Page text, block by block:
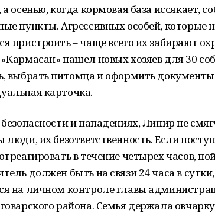
осенью, когда кормовая база иссякает,
пункты. Агрессивных особей, которые
пристроить – чаще всего их забирают
нашел новых хозяев для 30
выбрать питомца и оформить документы
карточка.
и нападениях, Линир не
люди, их безответственность. Если
в течение четырех часов,
должен быть на связи 24 часа в
на личном контроле главы
района. Семья держала